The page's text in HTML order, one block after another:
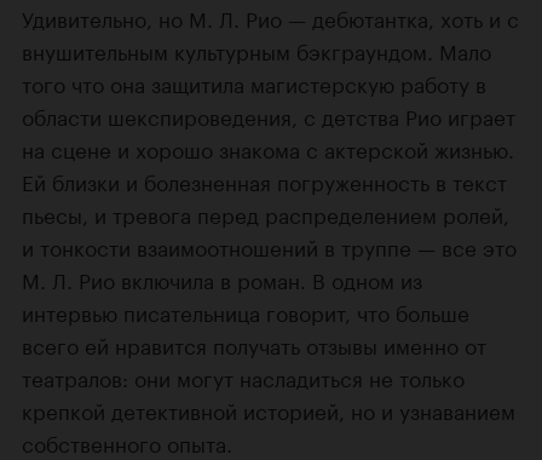
Удивительно, но М. Л. Рио — дебютантка, хоть и с
внушительным культурным бэкграундом. Мало
того что она защитила магистерскую работу в
области шекспироведения, с детства Рио играет
на сцене и хорошо знакома с актерской жизнью.
Ей близки и болезненная погруженность в текст
пьесы, и тревога перед распределением ролей,
и тонкости взаимоотношений в труппе — все это
М. Л. Рио включила в роман. В одном из
интервью писательница говорит, что больше
всего ей нравится получать отзывы именно от
театралов: они могут насладиться не только
крепкой детективной историей, но и узнаванием
собственного опыта.